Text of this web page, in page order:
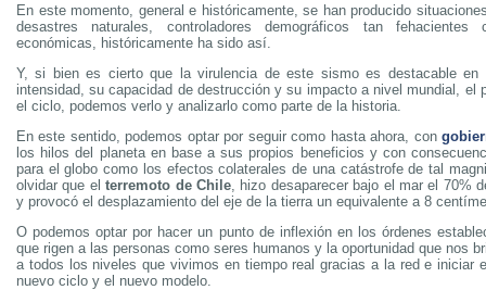
En este momento, general e históricamente, se han producido
desastres naturales, controladores demográficos tan
económicas, históricamente ha sido así.
Y, si bien es cierto que la virulencia de este sismo es destacable
intensidad, su capacidad de destrucción y su impacto a nivel mundial, el
el ciclo, podemos verlo y analizarlo como parte de la historia.
En este sentido, podemos optar por seguir como hasta ahora, con
los hilos del planeta en base a sus propios beneficios y con
para el globo como los efectos colaterales de una catástrofe de tal
olvidar que elterremoto de Chile, hizo desaparecer bajo el mar el 70%
y provocó el desplazamiento del eje de la tierra un equivalente a 8
O podemos optar por hacer un punto de inflexión en los órdenes
que rigen a las personas como seres humanos y la oportunidad que nos
a todos los niveles que vivimos en tiempo real gracias a la red e iniciar
nuevo ciclo y el nuevo modelo.